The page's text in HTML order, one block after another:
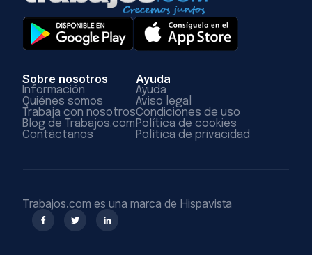
Sobre nosotros
Información
Quiénes somos
Trabaja con nosotros
Blog de Trabajos.com
Contáctanos
Ayuda
Ayuda
Aviso legal
Condiciones de uso
Política de cookies
Política de privacidad
Trabajos.com es una marca de Hispavista